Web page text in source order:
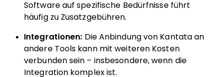
Software auf spezifische Bedürfnisse führt
häufig zu Zusatzgebühren.
Integrationen: Die Anbindung von Kantata an
andere Tools kann mit weiteren Kosten
verbunden sein – insbesondere, wenn die
Integration komplex ist.